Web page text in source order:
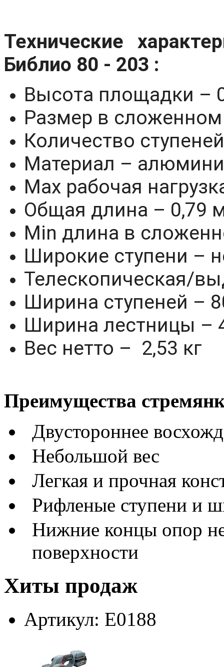
Технические
Библио 80 - 203 :
Высота площадки –
Размер в
Количество
Материал –
Max рабочая
Общая длина – 0,79
Min длина в
Широкие ступени –
Телескопическая/
Ширина ступеней –
Ширина лестницы –
Вес нетто – 2,53 кг
Преимущества
Двустороннее
Небольшой вес
Легкая и прочная
Рифленые ступени и
Нижние концы опор
поверхности
Хиты продаж
Артикул: E0188